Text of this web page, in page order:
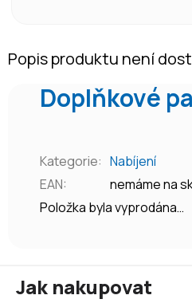
Popis produktu není
Doplňkové
Kategorie: Nabíjení
EAN:
nemáme na
Položka byla vyprodána…
Jak nakupovat